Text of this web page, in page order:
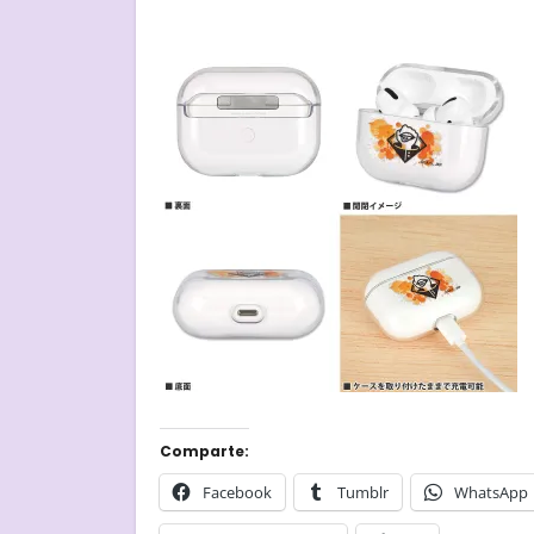
Comparte:
Facebook Tumblr WhatsApp